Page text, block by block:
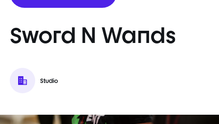
Sword N Wands
Studio